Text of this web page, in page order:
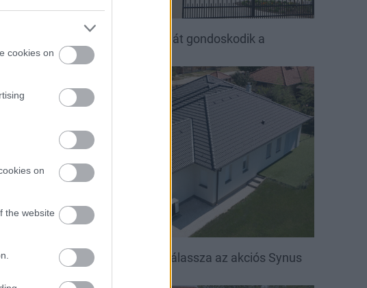
cookies on
on
the website
Tető, ami évtizedeken át gondoskodik a
családról
Döntsön könnyedén: válassza az akciós Synus
tetőcserepet!